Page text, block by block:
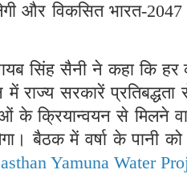
और विकसित भारत-
सिंह सैनी ने कहा कि
में राज्य सरकारें
के क्रियान्वयन से मिलने
बैठक में वर्षा के पानी
Yamuna Water